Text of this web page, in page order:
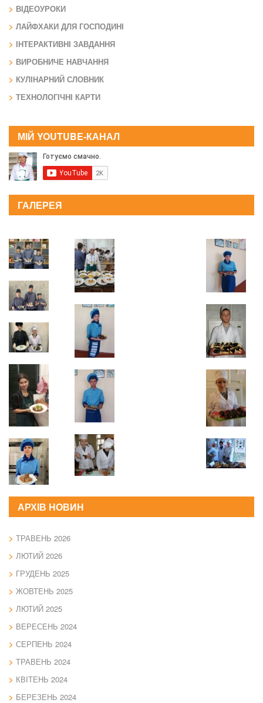
ВІДЕОУРОКИ
ЛАЙФХАКИ ДЛЯ ГОСПОДИНІ
ІНТЕРАКТИВНІ ЗАВДАННЯ
ВИРОБНИЧЕ НАВЧАННЯ
КУЛІНАРНИЙ СЛОВНИК
ТЕХНОЛОГІЧНІ КАРТИ
МІЙ YOUTUBE-КАНАЛ
ГАЛЕРЕЯ
АРХІВ НОВИН
ТРАВЕНЬ 2026
ЛЮТИЙ 2026
ГРУДЕНЬ 2025
ЖОВТЕНЬ 2025
ЛЮТИЙ 2025
ВЕРЕСЕНЬ 2024
СЕРПЕНЬ 2024
ТРАВЕНЬ 2024
КВІТЕНЬ 2024
БЕРЕЗЕНЬ 2024